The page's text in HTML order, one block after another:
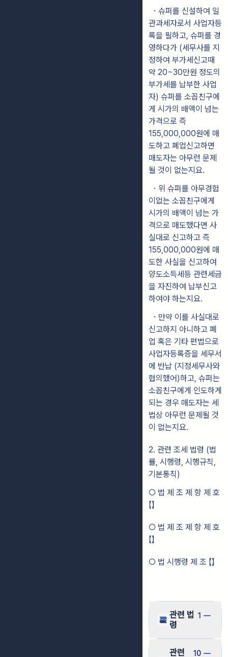
・슈퍼를 신설하여 일
관과세자로서 사업자등
록을 필하고, 슈퍼를 경
영하다가 (세무사를 지
정하여 부가세신고때
약 20~30만원 정도의
부가세를 납부한 사업
자) 슈퍼를 소꼽친구에
게 시가의 배액이 넘는
가격으로 즉
155,000,000원에 매
도하고 폐업신고하면
매도자는 아무런 문제
될 것이 없는지요.
・위 슈퍼를 아무경험
이없는 소꼽친구에게
시가의 배액이 넘는 가
격으로 매도했다면 사
실대로 신고하고 즉
155,000,000원에 매
도한 사실을 신고하여
양도소득세등 관련세금
을 자진하여 납부신고
하여야 하는지요.
・만약 이를 사실대로
신고하지 아니하고 폐
업 혹은 기타 편법으로
사업자등록증을 세무서
에 반납 (지정세무사와
협의했어)하고, 슈퍼는
소꼽친구에게 인도하게
되는 경우 매도자는 세
법상 아무런 문제될 것
이 없는지요.
2. 관련 조세 법령 (법
률, 시행령, 시행규칙,
기본통칙)
○ 법 제 조 제 항 제 호
【】
○ 법 제 조 제 항 제 호
【】
○ 법 시행령 제 조 【】
관련 법
령
1
관련 10